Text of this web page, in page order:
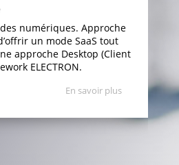
de solutions logicielles
énergies renouvelables
biogaz),
d’ENGIE Digital.
En savoir plus